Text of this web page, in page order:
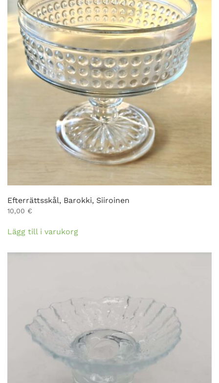
Efterrättsskål, Barokki, Siiroinen
10,00 €
Lägg till i varukorg